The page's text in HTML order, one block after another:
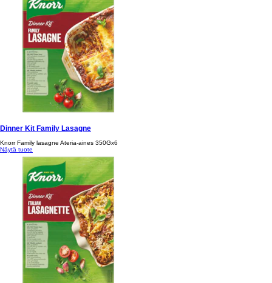
Dinner Kit Family Lasagne
Knorr Family lasagne Ateria-aines 350Gx6
Näytä tuote